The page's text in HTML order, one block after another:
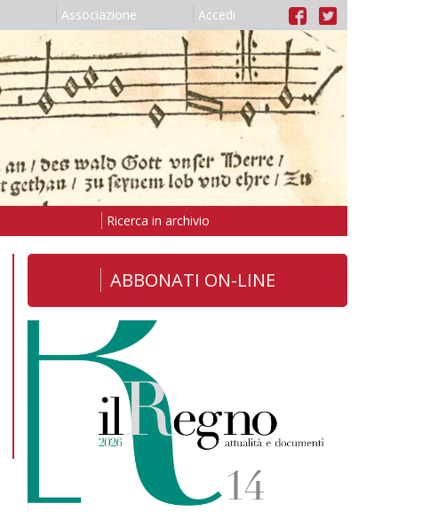
Associazione Accedi
Ricerca in archivio
ABBONATI ON-LINE